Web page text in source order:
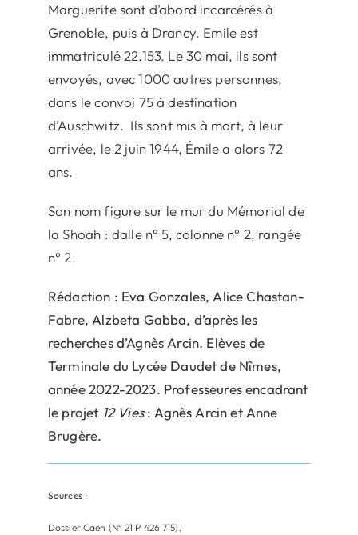
Marguerite sont d’abord incarcérés à
Grenoble, puis à Drancy. Emile est
immatriculé 22.153. Le 30 mai, ils sont
envoyés, avec 1000 autres personnes,
dans le convoi 75 à destination
d’Auschwitz. Ils sont mis à mort, à leur
arrivée, le 2 juin 1944, Émile a alors 72
ans.
Son nom figure sur le mur du Mémorial de
la Shoah : dalle n° 5, colonne n° 2, rangée
n° 2.
Rédaction : Eva Gonzales, Alice Chastan-
Fabre, Alzbeta Gabba, d’après les
recherches d’Agnès Arcin. Elèves de
Terminale du Lycée Daudet de Nîmes,
année 2022-2023. Professeures encadrant
le projet 12 Vies: Agnès Arcin et Anne
Brugère.
Sources :
Dossier Caen (N° 21 P 426 715),